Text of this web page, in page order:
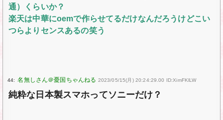
通）くらいか？
楽天は中華にoemで作らせてるだけなんだろうけどこい
つらよりセンスあるの笑う
44: 2023/05/15(月) 20:24:29.00 ID:XimFKlLW
純粋な日本製スマホってソニーだけ？